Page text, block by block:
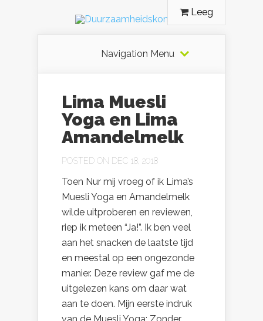
Leeg
Navigation Menu
Lima Muesli
Yoga en Lima
Amandelmelk
POSTED ON DEC 18, 2018
Toen Nur mij vroeg of ik Lima’s
Muesli Yoga en Amandelmelk
wilde uitproberen en reviewen,
riep ik meteen “Ja!”. Ik ben veel
aan het snacken de laatste tijd
en meestal op een ongezonde
manier. Deze review gaf me de
uitgelezen kans om daar wat
aan te doen. Mijn eerste indruk